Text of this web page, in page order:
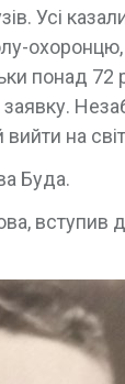
Усі
охоронцю,
понад
на
Буда.
вступив